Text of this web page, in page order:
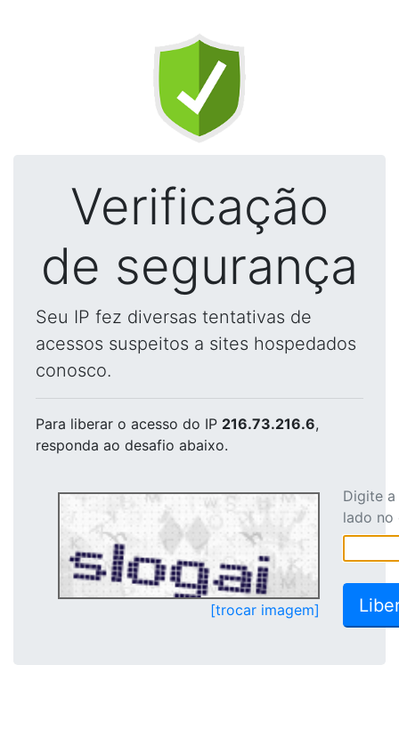
Verificação
de segurança
Seu IP fez diversas tentativas de
acessos suspeitos a sites hospedados
conosco.
Para liberar o acesso do IP 216.73.216.6,
responda ao desafio abaixo.
[trocar imagem]
Digite
lado no